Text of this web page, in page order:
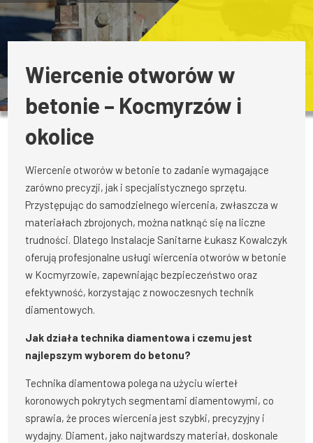
Wiercenie otworów w
betonie – Kocmyrzów i
okolice
Wiercenie otworów w betonie to zadanie wymagające
zarówno precyzji, jak i specjalistycznego sprzętu.
Przystępując do samodzielnego wiercenia, zwłaszcza w
materiałach zbrojonych, można natknąć się na liczne
trudności. Dlatego Instalacje Sanitarne Łukasz Kowalczyk
oferują profesjonalne usługi wiercenia otworów w betonie
w Kocmyrzowie, zapewniając bezpieczeństwo oraz
efektywność, korzystając z nowoczesnych technik
diamentowych.
Jak działa technika diamentowa i czemu jest
najlepszym wyborem do betonu?
Technika diamentowa polega na użyciu wierteł
koronowych pokrytych segmentami diamentowymi, co
sprawia, że proces wiercenia jest szybki, precyzyjny i
wydajny. Diament, jako najtwardszy materiał, doskonale